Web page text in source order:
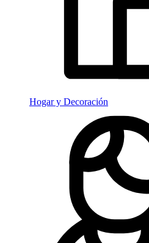
Hogar y Decoración